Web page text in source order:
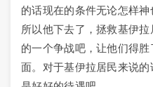
的话现在的条件无论怎样
所以他下去了，拯救基伊
的一个争战吧，让他们得
面。对于基伊拉居民来说